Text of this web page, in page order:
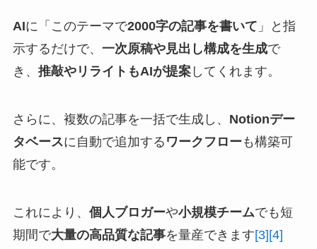
AIに「このテーマで2000字の記事を書いて 」と指
示するだけで、 一次原稿や見出し構成を生成で
き、 推敲やリライトもAIが提案してくれます。
さらに、複数の記事を一括で生成し、 Notionデー
タベースに自動で追加する ワークフロー も構築可
能です。
これにより、 個人ブロガーや小規模チームでも短
期間で大量の高品質な記事を量産できます[3][4]